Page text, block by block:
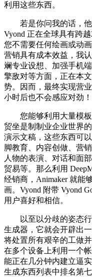
利用这些东西。
若是你问我的话，他
Vyond 正在全球具有跨
您不需要任何绘画或动
营销具有成本效益，我
斓专业设想、加强手机
擎敌对等方面，正在本
势。因而，最终实现营
小时后也不会感应对劲！
您能够利用大量模板
贸坐是制制业企业世界
演示文稿，这些东西可
脚教育、内容创做、营
人物的表演、对话和面
贸易等。那么利用
经销商，Animaker 就能
画。Vyond 附带 Vyond
用户喜好和相信。
以至以分歧的姿态行
生成器，它就会开辟出
将处置所有艰辛的工做
在多个设备上利用一个
能正在几分钟内建立逼
生成东西列表中排名第